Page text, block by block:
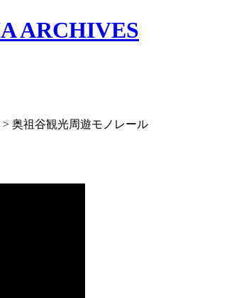
ARCHIVES
> 奥祖谷観光周遊モノレール